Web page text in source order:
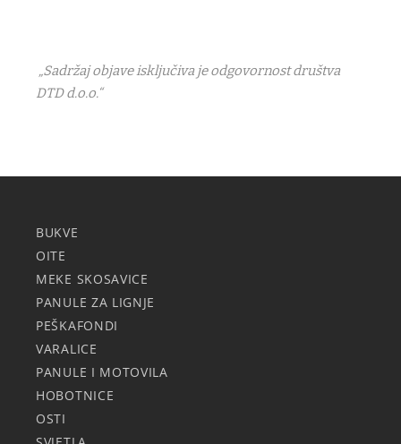
„Sadržaj objave isključiva je odgovornost društva
DTD d.o.o.“
BUKVE
OITE
MEKE SKOSAVICE
PANULE ZA LIGNJE
PEŠKAFONDI
VARALICE
PANULE I MOTOVILA
HOBOTNICE
OSTI